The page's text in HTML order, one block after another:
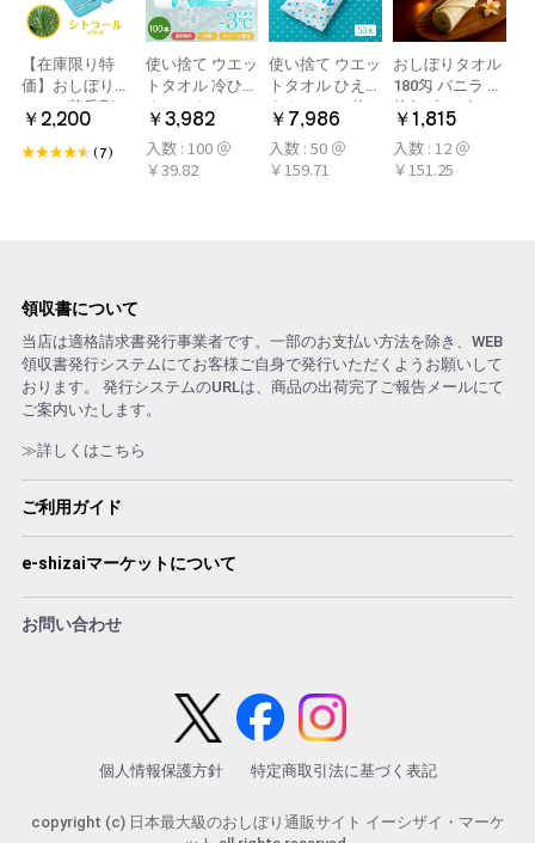
【在庫限り特
価】おしぼり用
アロマ芳香剤
LARME(ラルム)
シトラール 旧デ
￥2,200
(7)
使い捨て ウエッ
トタオル 冷ひや
ネックタオル
50本×2パック
100本 冷感タオ
ル 首 個包装 日
￥3,982
入数 : 100 ＠
￥39.82
使い捨て ウエッ
トタオル ひえひ
えタオル 50枚
冷感タオル ミン
ト アロマおしぼ
り
￥7,986
入数 : 50 ＠
￥159.71
おしぼりタオル
180匁 バニラ 12
枚(1ダース)
￥1,815
入数 : 12 ＠
￥151.25
領収書について
当店は適格請求書発行事業者です。一部のお支払い方法を除き、WEB
領収書発行システムにてお客様ご自身で発行いただくようお願いして
おります。 発行システムのURLは、商品の出荷完了ご報告メールにて
ご案内いたします。
≫詳しくはこちら
ご利用ガイド
e-shizaiマーケットについて
お問い合わせ
個人情報保護方針 特定商取引法に基づく表記
copyright (c) 日本最大級のおしぼり通販サイト イーシザイ・マーケ